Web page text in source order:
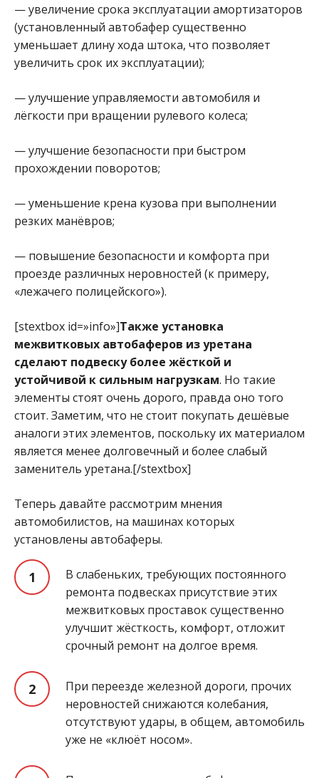
— увеличение срока эксплуатации амортизаторов
(установленный автобафер существенно
уменьшает длину хода штока, что позволяет
увеличить срок их эксплуатации);
— улучшение управляемости автомобиля и
лёгкости при вращении рулевого колеса;
— улучшение безопасности при быстром
прохождении поворотов;
— уменьшение крена кузова при выполнении
резких манёвров;
— повышение безопасности и комфорта при
проезде различных неровностей (к примеру,
«лежачего полицейского»).
[stextbox id=»info»]Также установка
межвитковых автобаферов из уретана
сделают подвеску более жёсткой и
устойчивой к сильным нагрузкам. Но такие
элементы стоят очень дорого, правда оно того
стоит. Заметим, что не стоит покупать дешёвые
аналоги этих элементов, поскольку их материалом
является менее долговечный и более слабый
заменитель уретана.[/stextbox]
Теперь давайте рассмотрим мнения
автомобилистов, на машинах которых
установлены автобаферы.
В слабеньких, требующих постоянного
ремонта подвесках присутствие этих
межвитковых проставок существенно
улучшит жёсткость, комфорт, отложит
срочный ремонт на долгое время.
При переезде железной дороги, прочих
неровностей снижаются колебания,
отсутствуют удары, в общем, автомобиль
уже не «клюёт носом».